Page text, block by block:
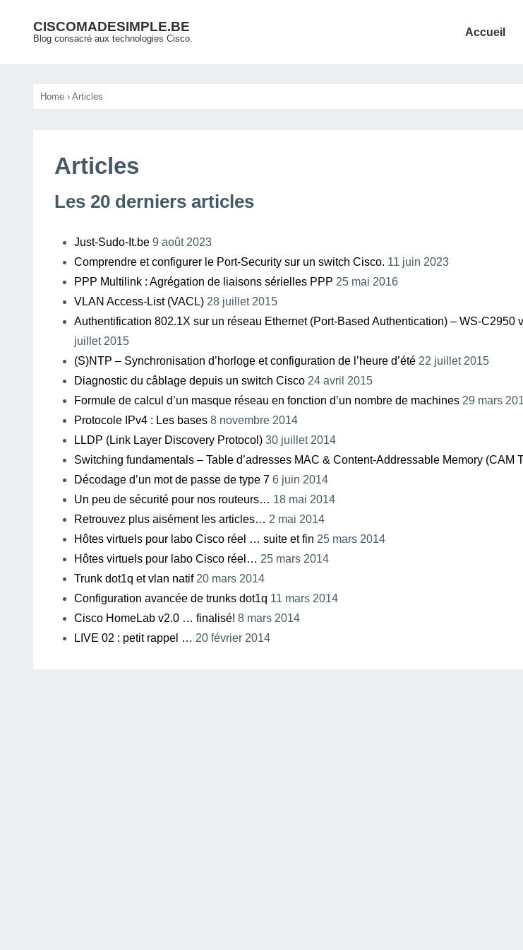
CISCOMADESIMPLE.BE
Blog consacré aux technologies Cisco.
Accueil
Home › Articles
Articles
Les 20 derniers articles
Just-Sudo-It.be 9 août 2023
Comprendre et configurer le Port-Security sur un switch Cisco. 11 juin 2023
PPP Multilink : Agrégation de liaisons sérielles PPP 25 mai 2016
VLAN Access-List (VACL) 28 juillet 2015
Authentification 802.1X sur un réseau Ethernet (Port-Based Authentication) – WS-C2950
juillet 2015
(S)NTP – Synchronisation d’horloge et configuration de l’heure d’été 22 juillet 2015
Diagnostic du câblage depuis un switch Cisco 24 avril 2015
Formule de calcul d’un masque réseau en fonction d’un nombre de machines 29 mars
Protocole IPv4 : Les bases 8 novembre 2014
LLDP (Link Layer Discovery Protocol) 30 juillet 2014
Switching fundamentals – Table d’adresses MAC & Content-Addressable Memory (CAM
Décodage d’un mot de passe de type 7 6 juin 2014
Un peu de sécurité pour nos routeurs… 18 mai 2014
Retrouvez plus aisément les articles… 2 mai 2014
Hôtes virtuels pour labo Cisco réel … suite et fin 25 mars 2014
Hôtes virtuels pour labo Cisco réel… 25 mars 2014
Trunk dot1q et vlan natif20 mars 2014
Configuration avancée de trunks dot1q 11 mars 2014
Cisco HomeLab v2.0 … finalisé! 8 mars 2014
LIVE 02 : petit rappel … 20 février 2014